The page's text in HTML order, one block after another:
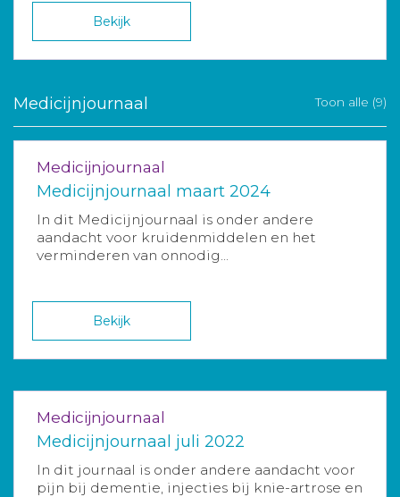
Bekijk
Medicijnjournaal Toon alle (9)
Medicijnjournaal
Medicijnjournaal maart 2024
In dit Medicijnjournaal is onder andere
aandacht voor kruidenmiddelen en het
verminderen van onnodig...
Bekijk
Medicijnjournaal
Medicijnjournaal juli 2022
In dit journaal is onder andere aandacht voor
pijn bij dementie, injecties bij knie-artrose en